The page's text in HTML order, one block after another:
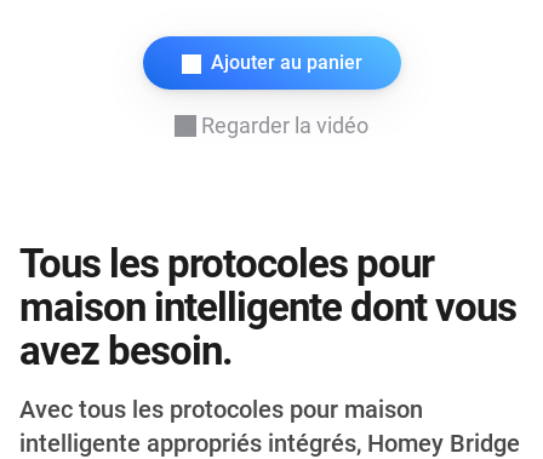
Ajouter au panier
Regarder la vidéo
Tous les protocoles pour
maison intelligente dont vous
avez besoin.
Avec tous les protocoles pour maison
intelligente appropriés intégrés, Homey Bridge